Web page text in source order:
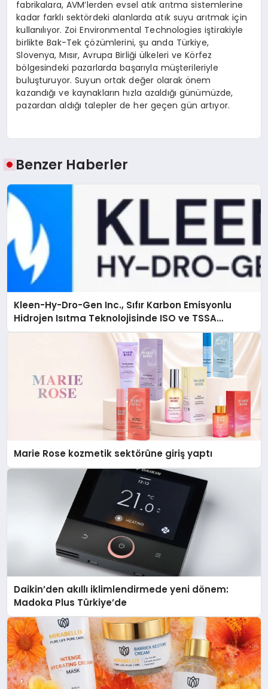
fabrikalara, AVM’lerden evsel atık arıtma sistemlerine
kadar farklı sektördeki alanlarda atık suyu arıtmak için
kullanılıyor. Zoi Environmental Technologies iştirakiyle
birlikte Bak-Tek çözümlerini, şu anda Türkiye,
Slovenya, Mısır, Avrupa Birliği ülkeleri ve Körfez
bölgesindeki pazarlarda başarıyla müşterileriyle
buluşturuyor. Suyun ortak değer olarak önem
kazandığı ve kaynakların hızla azaldığı günümüzde,
pazardan aldığı talepler de her geçen gün artıyor.
Benzer Haberler
Kleen-Hy-Dro-Gen Inc., Sıfır Karbon Emisyonlu
Hidrojen Isıtma Teknolojisinde ISO ve TSSA
Düzenleyici Onaylarını Aldı
Marie Rose kozmetik sektörüne giriş yaptı
Daikin’den akıllı iklimlendirmede yeni dönem:
Madoka Plus Türkiye’de